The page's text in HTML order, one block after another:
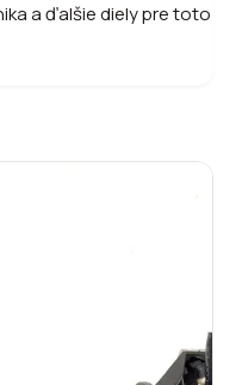
a ďalšie diely pre toto